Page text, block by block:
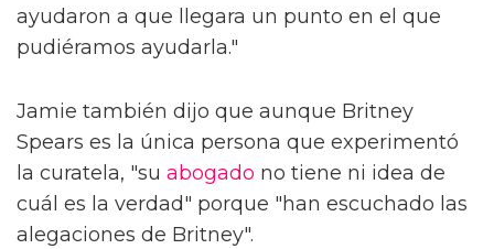
ayudaron a que llegara un punto en el que
pudiéramos ayudarla."
Jamie también dijo que aunque Britney
Spears es la única persona que experimentó
la curatela, "su abogado no tiene ni idea de
cuál es la verdad" porque "han escuchado las
alegaciones de Britney".